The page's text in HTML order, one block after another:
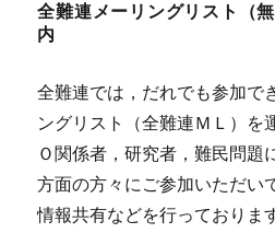
全難連メーリングリスト（
内
全難連では，だれでも参加で
ングリスト（全難連ＭＬ）を
Ｏ関係者，研究者，難民問題
方面の方々にご参加いただい
情報共有などを行っておりま